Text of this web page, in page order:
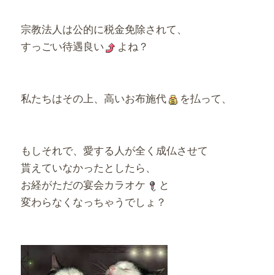
宗教法人は公的に税金免除されて、
すっごい待遇良い
よね？
私たちはその上、高いお布施代 を払って、
もしそれで、愛する人が全く成仏させて
貰えていなかったとしたら、
お経がただの宴会カラオケ
と
変わらなくなっちゃうでしょ？